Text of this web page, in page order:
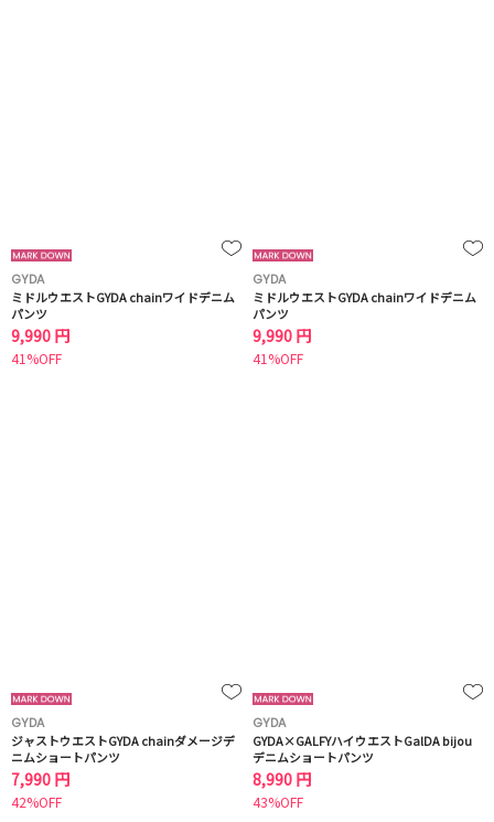
GYDA
ミドルウエストGYDA chainワイドデニム
パンツ
9,990 円
41%OFF
GYDA
ミドルウエストGYDA chainワイドデニム
パンツ
9,990 円
41%OFF
GYDA
ジャストウエストGYDA chainダメージデ
ニムショートパンツ
7,990 円
42%OFF
GYDA
GYDA×GALFYハイウエストGalDA bijou
デニムショートパンツ
8,990 円
43%OFF